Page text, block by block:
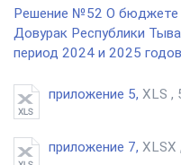
Решение №52 О бюджете
Довурак Республики
период 2024 и 2025 годов
приложение 5, XLS ,
приложение 7, XLSX